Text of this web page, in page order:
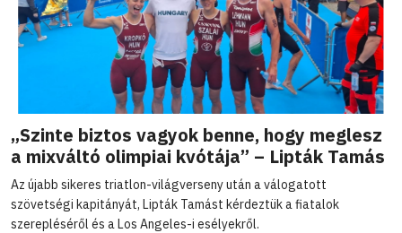
„Szinte biztos vagyok benne, hogy meglesz
a mixváltó olimpiai kvótája” – Lipták Tamás
Az újabb sikeres triatlon-világverseny után a válogatott
szövetségi kapitányát, Lipták Tamást kérdeztük a fiatalok
szerepléséről és a Los Angeles-i esélyekről.